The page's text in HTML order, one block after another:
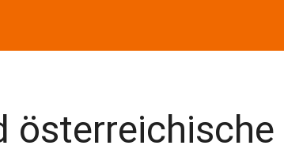
österreichische